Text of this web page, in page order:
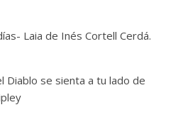
Laia de Inés Cortell Cerdá.
Diablo se sienta a tu lado de